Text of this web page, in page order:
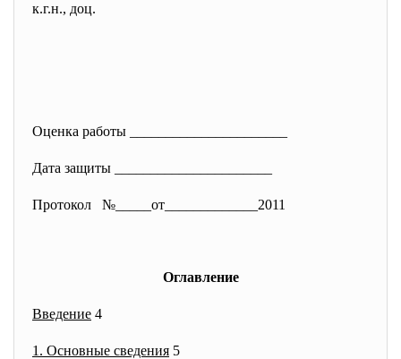
к.г.н., доц.
Оценка работы ________________
Дата защиты __________________
Протокол №_____от___________ __2011
Оглавление
Введение 4
1. Основные сведения 5